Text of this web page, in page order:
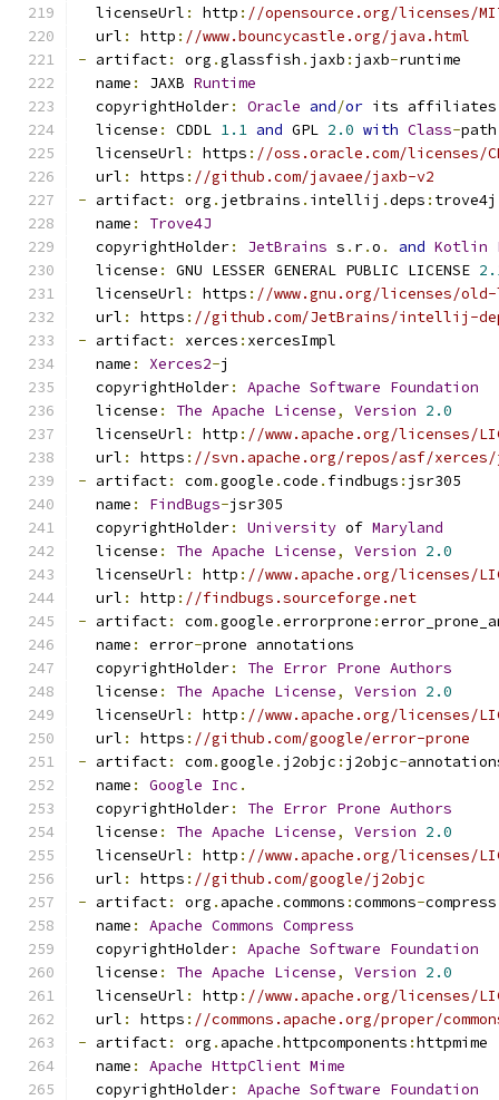
  licenseUrl
: http : //opensource.org/licenses/
  url
: http : //www.bouncycastle.org/java.html
- artifact: org .glassfish . jaxb : jaxb-runtime
  name
: JAXB Runtime
  copyrightHolder
: Oracle and/or its affiliates
  license
: CDDL 1.1 and GPL 2.0 with Class-
  licenseUrl
: https : //oss.oracle.com/licenses/
  url
: https : //github.com/javaee/jaxb-v2
- artifact: org . jetbrains . intellij .deps : trove4j
  name
:
Trove4J
  copyrightHolder
: JetBrains s . r.o . and Kotlin
  license
: GNU LESSER GENERAL PUBLIC LICENSE
  licenseUrl
: https : //www.gnu.org/licenses/
  url
: https : //github.com/JetBrains/intellij-
- artifact: xerces : xercesImpl
  name
: Xerces2-j
  copyrightHolder
: Apache Software Foundation
  license
: The Apache License, Version 2.0
  licenseUrl
: http : //www.apache.org/licenses/
  url
: https : //svn.apache.org/repos/asf/
- artifact: com.google .code . findbugs : jsr305
  name
: FindBugs-jsr305
  copyrightHolder
: University of Maryland
  license
: The Apache License, Version 2.0
  licenseUrl
: http : //www.apache.org/licenses/
  url
: http : //findbugs.sourceforge.net
- artifact: com.google .errorprone :
  name
: error-prone annotations
  copyrightHolder
: The Error Prone Authors
  license
: The Apache License, Version 2.0
  licenseUrl
: http : //www.apache.org/licenses/
  url
: https : //github.com/google/error-prone
- artifact: com.google . j2objc : j2objc-
  name
: Google Inc .
  copyrightHolder
: The Error Prone Authors
  license
: The Apache License, Version 2.0
  licenseUrl
: http : //www.apache.org/licenses/
  url
: https : //github.com/google/j2objc
- artifact: org . apache .commons :commons-compress
  name
: Apache Commons Compress
  copyrightHolder
: Apache Software Foundation
  license
: The Apache License, Version 2.0
  licenseUrl
: http : //www.apache.org/licenses/
  url
: https : //commons.apache.org/proper/
- artifact: org . apache .httpcomponents :httpmime
  name
: Apache HttpClient Mime
  copyrightHolder
: Apache Software Foundation